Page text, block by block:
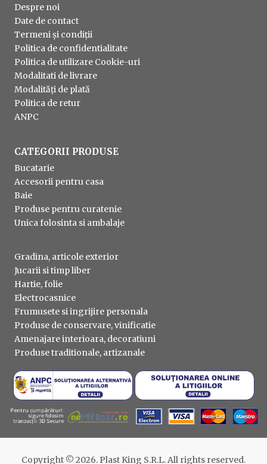
Despre noi
Date de contact
Termeni și condiții
Politica de confidentialitate
Politica de utilizare Cookie-uri
Modalitati de livrare
Modalități de plată
Politica de retur
ANPC
CATEGORII PRODUSE
Bucatarie
Accesorii pentru casa
Baie
Produse pentru curatenie
Unica folosinta si ambalaje
Gradina, articole exterior
Jucarii si timp liber
Hartie, folie
Electrocasnice
Frumusete si ingrijire personala
Produse de conservare, vinificatie
Amenajare interioara, decoratiuni
Produse traditionale, artizanale
Copyright © 2026. Plast King S.R.L. All rights reserved.